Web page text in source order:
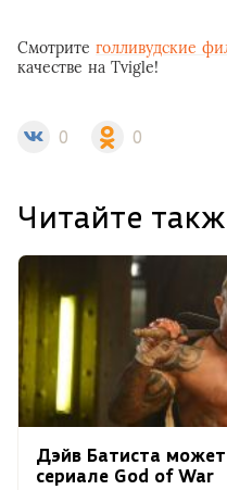
Смотрите голливудские
качестве на Tvigle!
0 0
Читайте
Дэйв Батиста
сериале God of War